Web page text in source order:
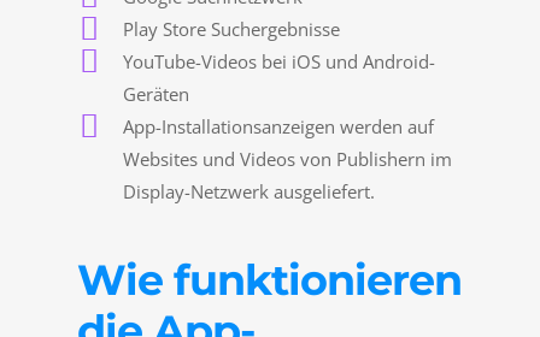
Play Store Suchergebnisse
YouTube-Videos bei iOS und Android-
Geräten
App-Installationsanzeigen werden auf
Websites und Videos von Publishern im
Display-Netzwerk ausgeliefert.
Wie funktionieren